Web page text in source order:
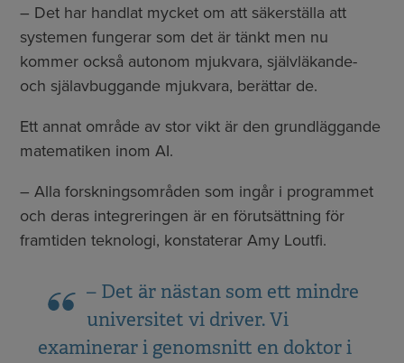
– Det har handlat mycket om att säkerställa att
systemen fungerar som det är tänkt men nu
kommer också autonom mjukvara, självläkande-
och själavbuggande mjukvara, berättar de.
Ett annat område av stor vikt är den grundläggande
matematiken inom AI.
– Alla forskningsområden som ingår i programmet
och deras integreringen är en förutsättning för
framtiden teknologi, konstaterar Amy Loutfi.
– Det är nästan som ett mindre
universitet vi driver. Vi
examinerar i genomsnitt en doktor i